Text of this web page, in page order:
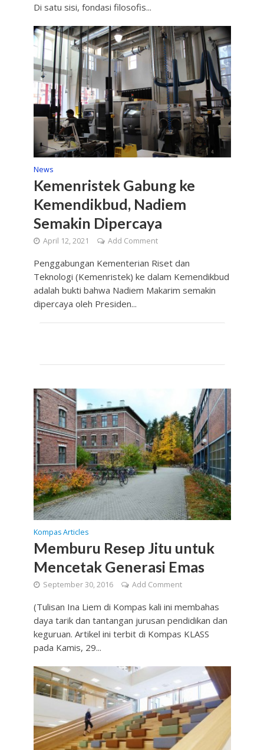
Di satu sisi, fondasi filosofis...
News
Kemenristek Gabung ke
Kemendikbud, Nadiem
Semakin Dipercaya
April 12, 2021 Add Comment
Penggabungan Kementerian Riset dan
Teknologi (Kemenristek) ke dalam Kemendikbud
adalah bukti bahwa Nadiem Makarim semakin
dipercaya oleh Presiden...
Kompas Articles
Memburu Resep Jitu untuk
Mencetak Generasi Emas
September 30, 2016 Add Comment
(Tulisan Ina Liem di Kompas kali ini membahas
daya tarik dan tantangan jurusan pendidikan dan
keguruan. Artikel ini terbit di Kompas KLASS
pada Kamis, 29...